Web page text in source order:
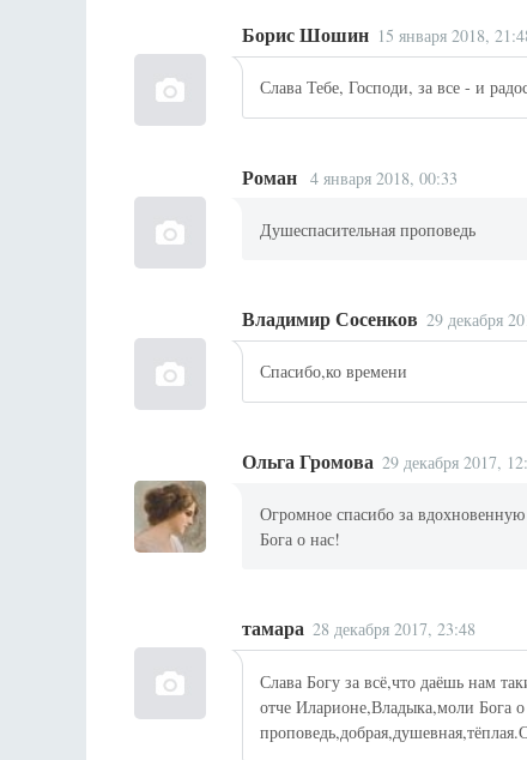
Борис Шошин 15 января 2018,
Слава Тебе, Господи, за все - и
Роман 4 января 2018, 00:33
Душеспасительная проповедь
Владимир Сосенков 29 декабря
Спасибо,ко времени
Ольга Громова 29 декабря 2017,
Огромное спасибо за
Бога о нас!
тамара 28 декабря 2017, 23:48
Слава Богу за всё,что даёшь нам
отче Иларионе,Владыка,моли Бога